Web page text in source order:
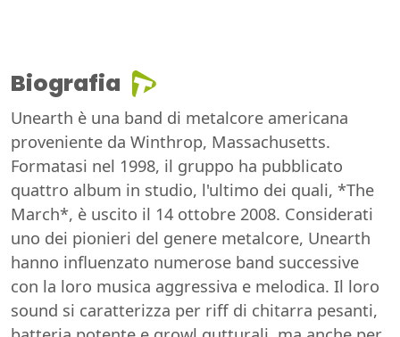
Biografia
Unearth è una band di metalcore americana
proveniente da Winthrop, Massachusetts.
Formatasi nel 1998, il gruppo ha pubblicato
quattro album in studio, l'ultimo dei quali, *The
March*, è uscito il 14 ottobre 2008. Considerati
uno dei pionieri del genere metalcore, Unearth
hanno influenzato numerose band successive
con la loro musica aggressiva e melodica. Il loro
sound si caratterizza per riff di chitarra pesanti,